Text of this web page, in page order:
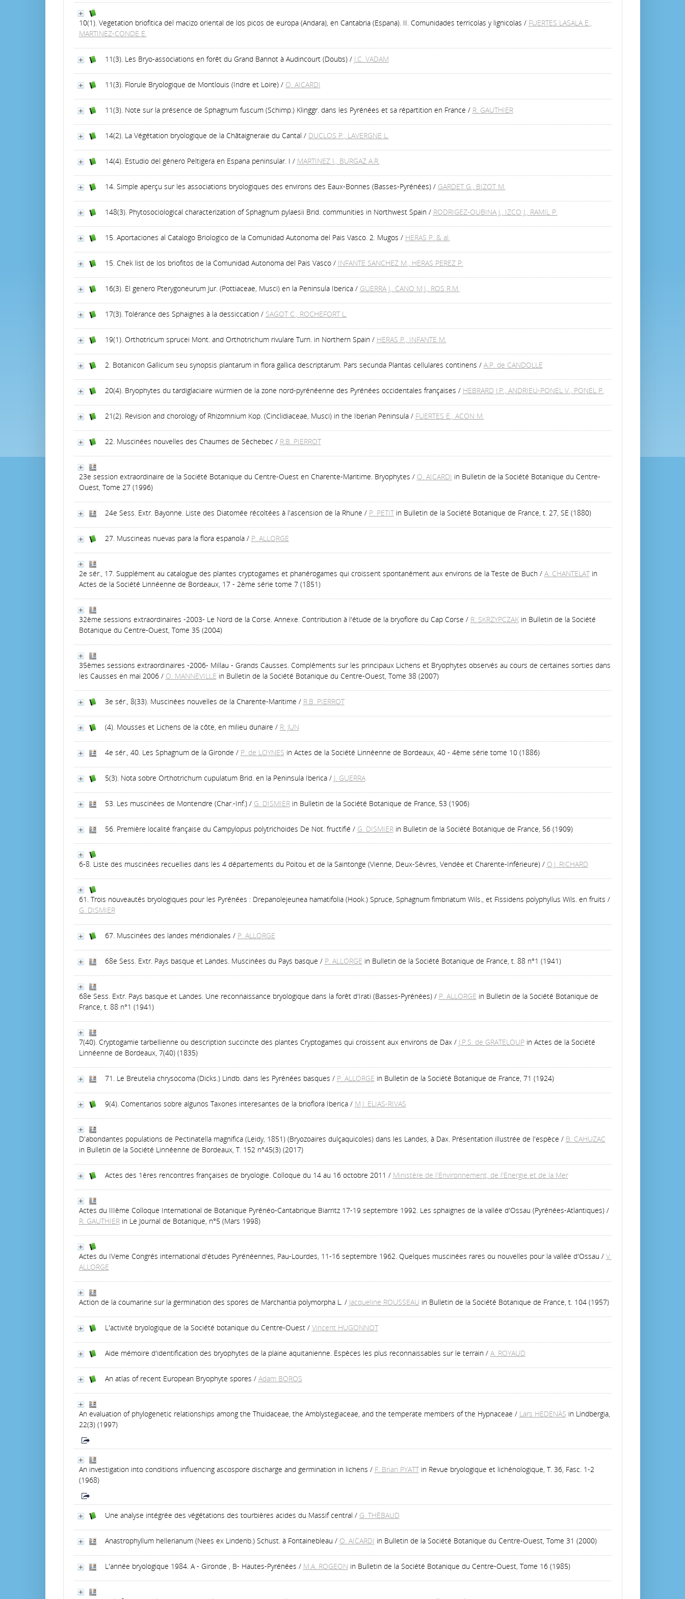
10(1). Vegetation briofitica del macizo oriental de los picos de europa (Andara), en Cantabria (Espana). II. Comunidades terricolas y lignicolas / FUERTES LASALA E.,
MARTINEZ-CONDE E.
11(3). Les Bryo-associations en forêt du Grand Bannot à Audincourt (Doubs)/ J.C. VADAM
11(3). Florule Bryologique de Montlouis (Indre et Loire)/ O. AICARDI
11(3). Note sur la présence de Sphagnum fuscum (Schimp.) Klinggr. dans les Pyrénées et sa répartition en France / R. GAUTHIER
14(2). La Végétation bryologique de la Châtaigneraie du Cantal / DUCLOS P., LAVERGNE L.
14(4). Estudio del género Peltigera en Espana peninsular. I / MARTINEZ I., BURGAZ A.R.
14. Simple aperçu sur les associations bryologiques des environs des Eaux-Bonnes (Basses-Pyrénées)/ GARDET G., BIZOT M.
148(3). Phytosociological characterization of Sphagnum pylaesii Brid. communities in Northwest Spain/ RODRIGEZ-OUBINA J., IZCO J., RAMIL P.
15. Aportaciones al Catalogo Briologico de la Comunidad Autonoma del Pais Vasco. 2. Mugos / HERAS P. & al.
15. Chek list de los briofitos de la Comunidad Autonoma del Pais Vasco/ INFANTE SANCHEZ M., HERAS PEREZ P.
16(3). El genero Pterygoneurum Jur. (Pottiaceae, Musci) en la Peninsula Iberica/ GUERRA J., CANO M.J., ROS R.M.
17(3). Tolérance des Sphaignes à la dessiccation/ SAGOT C., ROCHEFORT L.
19(1). Orthotricum sprucei Mont. and Orthotrichum rivulare Turn. in Northern Spain/ HERAS P., INFANTE M.
2. Botanicon Gallicum seu synopsis plantarum in flora gallica descriptarum. Pars secunda Plantas cellulares continens / A.P. de CANDOLLE
20(4). Bryophytes du tardiglaciaire würmien de la zone nord-pyrénéenne des Pyrénées occidentales françaises / HEBRARD J.P., ANDRIEU-PONEL V., PONEL P.
21(2). Revision and chorology of Rhizomnium Kop. (Cinclidiaceae, Musci) in the Iberian Peninsula/ FUERTES E., ACON M.
22. Muscinées nouvelles des Chaumes de Sèchebec / R.B. PIERROT
23e session extraordinaire de la Société Botanique du Centre-Ouest en Charente-Maritime. Bryophytes / O. AICARDI in Bulletin de la Société Botanique du Centre-
Ouest, Tome 27 (1996)
24e Sess. Extr. Bayonne. Liste des Diatomée récoltées à l'ascension de la Rhune / P. PETIT in Bulletin de la Société Botanique de France, t. 27, SE (1880)
27. Muscineas nuevas para la flora espanola/ P. ALLORGE
2e sér., 17. Supplément au catalogue des plantes cryptogames et phanérogames qui croissent spontanément aux environs de la Teste de Buch/ A. CHANTELAT in
Actes de la Société Linnéenne de Bordeaux, 17 - 2ème série tome 7 (1851)
32ème sessions extraordinaires -2003- Le Nord de la Corse. Annexe. Contribution à l'étude de la bryoflore du Cap Corse / R. SKRZYPCZAK in Bulletin de la Société
Botanique du Centre-Ouest, Tome 35 (2004)
35èmes sessions extraordinaires -2006- Millau - Grands Causses. Compléments sur les principaux Lichens et Bryophytes observés au cours de certaines sorties dans
les Causses en mai 2006/ O. MANNEVILLE in Bulletin de la Société Botanique du Centre-Ouest, Tome 38 (2007)
3e sér., 8(33). Muscinées nouvelles de la Charente-Maritime / R.B. PIERROT
(4). Mousses et Lichens de la côte, en milieu dunaire / R. JUN
4e sér., 40. Les Sphagnum de la Gironde / P. de LOYNES in Actes de la Société Linnéenne de Bordeaux, 40 - 4ème série tome 10 (1886)
5(3). Nota sobre Orthotrichum cupulatum Brid. en la Peninsula Iberica/ J. GUERRA
53. Les muscinées de Montendre (Char.-Inf.)/ G. DISMIER in Bulletin de la Société Botanique de France, 53 (1906)
56. Première localité française du Campylopus polytrichoides De Not. fructifié / G. DISMIER in Bulletin de la Société Botanique de France, 56 (1909)
6-8. Liste des muscinées recuellies dans les 4 départements du Poitou et de la Saintonge (Vienne, Deux-Sèvres, Vendée et Charente-Inférieure)/ O.J. RICHARD
61. Trois nouveautés bryologiques pour les Pyrénées : Drepanolejeunea hamatifolia (Hook.) Spruce, Sphagnum fimbriatum Wils., et Fissidens polyphyllus Wils. en fruits /
G. DISMIER
67. Muscinées des landes méridionales / P. ALLORGE
68e Sess. Extr. Pays basque et Landes. Muscinées du Pays basque / P. ALLORGE in Bulletin de la Société Botanique de France, t. 88 n°1 (1941)
68e Sess. Extr. Pays basque et Landes. Une reconnaissance bryologique dans la forêt d'Irati (Basses-Pyrénées)/ P. ALLORGE in Bulletin de la Société Botanique de
France, t. 88 n°1 (1941)
7(40). Cryptogamie tarbellienne ou description succincte des plantes Cryptogames qui croissent aux environs de Dax/ J.P.S. de GRATELOUP in Actes de la Société
Linnéenne de Bordeaux, 7(40) (1835)
71. Le Breutelia chrysocoma (Dicks.) Lindb. dans les Pyrénées basques / P. ALLORGE in Bulletin de la Société Botanique de France, 71 (1924)
9(4). Comentarios sobre algunos Taxones interesantes de la brioflora Iberica/ M.J. ELIAS-RIVAS
D'abondantes populations de Pectinatella magnifica (Leidy, 1851) (Bryozoaires dulçaquicoles) dans les Landes, à Dax. Présentation illustrée de l'espèce / B. CAHUZAC
in Bulletin de la Société Linnéenne de Bordeaux, T. 152 n°45(3) (2017)
Actes des 1ères rencontres françaises de bryologie. Colloque du 14 au 16 octobre 2011 / Ministère de l'Environnement, de l'Energie et de la Mer
Actes du IIIème Colloque International de Botanique Pyrénéo-Cantabrique Biarritz 17-19 septembre 1992. Les sphaignes de la vallée d'Ossau (Pyrénées-Atlantiques)/
R. GAUTHIER in Le Journal de Botanique, n°5 (Mars 1998)
Actes du IVeme Congrés international d'études Pyrénéennes, Pau-Lourdes, 11-16 septembre 1962. Quelques muscinées rares ou nouvelles pour la vallée d'Ossau / V.
ALLORGE
Action de la coumarine sur la germination des spores de Marchantia polymorpha L./ Jacqueline ROUSSEAU in Bulletin de la Société Botanique de France, t. 104 (1957)
L'activité bryologique de la Société botanique du Centre-Ouest/ Vincent HUGONNOT
Aide mémoire d'identification des bryophytes de la plaine aquitanienne. Espèces les plus reconnaissables sur le terrain/ A. ROYAUD
An atlas of recent European Bryophyte spores / Adam BOROS
An evaluation of phylogenetic relationships among the Thuidaceae, the Amblystegiaceae, and the temperate members of the Hypnaceae / Lars HEDENÄS in Lindbergia,
22(3) (1997)
An investigation into conditions influencing ascospore discharge and germination in lichens / F. Brian PYATT in Revue bryologique et lichénologique, T. 36, Fasc. 1-2
(1968)
Une analyse intégrée des végétations des tourbières acides du Massif central / G. THÉBAUD
Anastrophyllum hellerianum (Nees ex Lindenb.) Schust. à Fontainebleau / O. AICARDI in Bulletin de la Société Botanique du Centre-Ouest, Tome 31 (2000)
L'année bryologique 1984. A - Gironde , B- Hautes-Pyrénées / M.A. ROGEON in Bulletin de la Société Botanique du Centre-Ouest, Tome 16 (1985)